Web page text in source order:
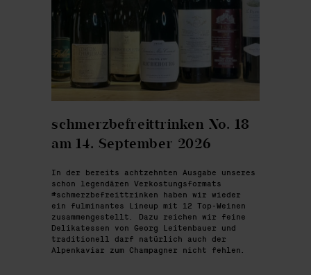
schmerzbefreittrinken No. 18
am 14. September 2026
In der bereits achtzehnten Ausgabe unseres
schon legendären Verkostungsformats
#schmerzbefreittrinken haben wir wieder
ein fulminantes Lineup mit 12 Top-Weinen
zusammengestellt. Dazu reichen wir feine
Delikatessen von Georg Leitenbauer und
traditionell darf natürlich auch der
Alpenkaviar zum Champagner nicht fehlen.